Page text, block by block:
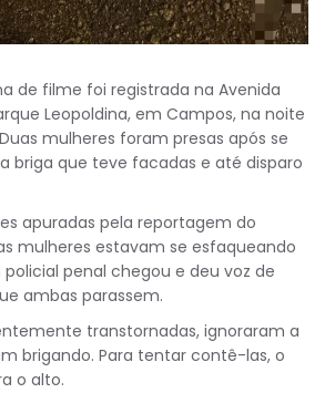
de filme foi registrada na Avenida
Leopoldina, em Campos, na noite
mulheres foram presas após se
briga que teve facadas e até disparo
apuradas pela reportagem do
mulheres estavam se esfaqueando
penal chegou e deu voz de
ambas parassem.
transtornadas, ignoraram a
brigando. Para tentar contê-las, o
o alto.